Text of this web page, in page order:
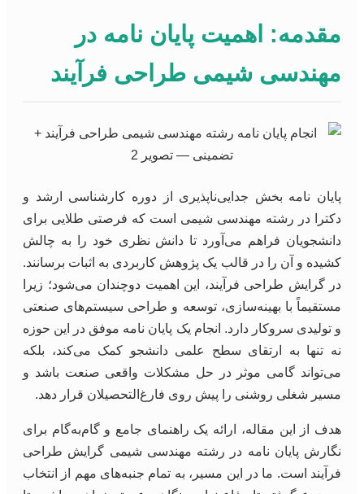
مقدمه: اهمیت پایان نامه در
مهندسی شیمی طراحی فرآیند
پایان نامه بخش جدایی‌ناپذیری از دوره کارشناسی ارشد و
دکترا در رشته مهندسی شیمی است که فرصتی طلایی برای
دانشجویان فراهم می‌آورد تا دانش نظری خود را به چالش
کشیده و آن را در قالب یک پژوهش کاربردی به اثبات برسانند.
در گرایش طراحی فرآیند، این اهمیت دوچندان می‌شود؛ زیرا
مستقیماً با بهینه‌سازی، توسعه و طراحی سیستم‌های صنعتی
و تولیدی سروکار دارد. انجام یک پایان نامه موفق در این حوزه
نه تنها به ارتقای سطح علمی دانشجو کمک می‌کند، بلکه
می‌تواند گامی موثر در حل مشکلات واقعی صنعت باشد و
مسیر شغلی روشنی را پیش روی فارغ‌التحصیلان قرار دهد.
هدف از این مقاله، ارائه یک راهنمای جامع و گام‌به‌گام برای
نگارش پایان نامه در رشته مهندسی شیمی گرایش طراحی
فرآیند است. ما در این مسیر، به تمام جنبه‌های مهم از انتخاب